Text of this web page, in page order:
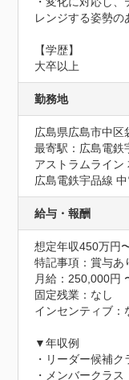
レンジする姿勢の
【学歴】
大卒以上
勤務地
広島県広島市中区
最寄駅：広島電鉄
アストラムライン
広島電鉄宇品線
給与・報酬
想定年収450万円
特記事項：賞与
月給：250,000円
固定残業：なし
インセンティブ：
▼年収例
・リーダー候補
・メンバークラ